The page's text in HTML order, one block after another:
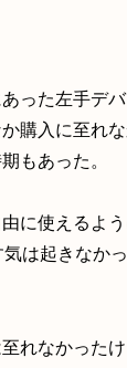
った左手デ
購入に至れ
もあった。
に使えるよ
は起きなか
れなかった